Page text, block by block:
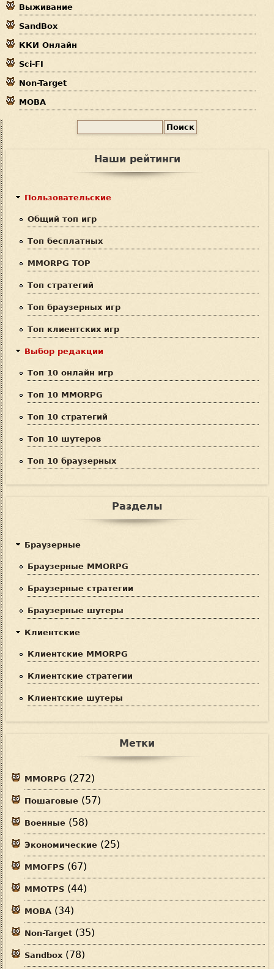
Выживание
SandBox
ККИ Онлайн
Sci-FI
Non-Target
MOBA
Наши рейтинги
Пользовательские
Общий топ игр
Топ бесплатных
MMORPG TOP
Топ стратегий
Топ браузерных игр
Топ клиентских игр
Выбор редакции
Топ 10 онлайн игр
Топ 10 MMORPG
Топ 10 стратегий
Топ 10 шутеров
Топ 10 браузерных
Разделы
Браузерные
Браузерные MMORPG
Браузерные стратегии
Браузерные шутеры
Клиентские
Клиентские MMORPG
Клиентские стратегии
Клиентские шутеры
Метки
MMORPG (272)
Пошаговые (57)
Военные (58)
Экономические (25)
MMOFPS (67)
MMOTPS (44)
MOBA (34)
Non-Target (35)
Sandbox (78)